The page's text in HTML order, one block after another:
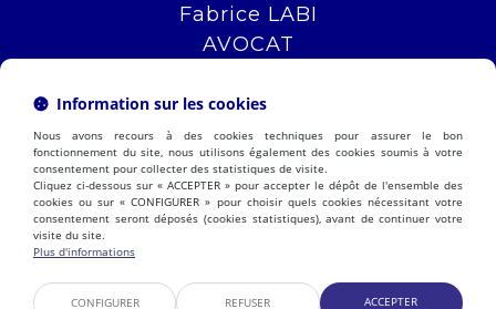
Fabrice LABI
AVOCAT
13006 MARSEILLE
NOUS LOCALISER
PRÉSENTATION EXPERTISES
ACTUALITÉS
PLAN DU SITE MENTIONS LÉGALES
Information sur les cookies
Nous avons recours à des cookies techniques pour assurer le bon
fonctionnement du site, nous utilisons également des cookies soumis à votre
consentement pour collecter des statistiques de visite.
Cliquez ci-dessous sur « ACCEPTER » pour accepter le dépôt de l'ensemble des
cookies ou sur « CONFIGURER » pour choisir quels cookies nécessitant votre
consentement seront déposés (cookies statistiques), avant de continuer votre
visite du site.
Plus d'informations
CONFIGURER REFUSER ACCEPTER